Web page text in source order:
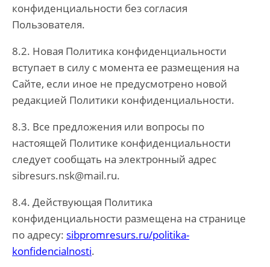
конфиденциальности без согласия
Пользователя.
8.2. Новая Политика конфиденциальности
вступает в силу с момента ее размещения на
Сайте, если иное не предусмотрено новой
редакцией Политики конфиденциальности.
8.3. Все предложения или вопросы по
настоящей Политике конфиденциальности
следует сообщать на электронный адрес
sibresurs.nsk@mail.ru.
8.4. Действующая Политика
конфиденциальности размещена на странице
по адресу: sibpromresurs.ru/politika-
konfidencialnosti.